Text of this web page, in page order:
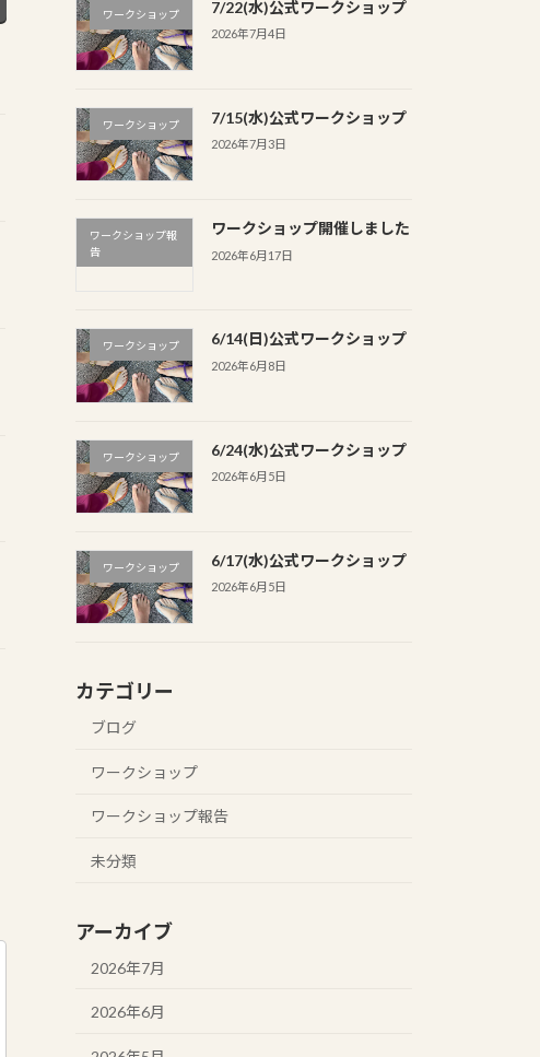
ワークショップ 7/22(水)公式ワークショップ
2026年7月4日
ワークショップ 7/15(水)公式ワークショップ
2026年7月3日
ワークショップ報
告
ワークショップ開催しました
2026年6月17日
ワークショップ 6/14(日)公式ワークショップ
2026年6月8日
ワークショップ 6/24(水)公式ワークショップ
2026年6月5日
ワークショップ 6/17(水)公式ワークショップ
2026年6月5日
カテゴリー
ブログ
ワークショップ
ワークショップ報告
未分類
アーカイブ
2026年7月
2026年6月